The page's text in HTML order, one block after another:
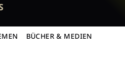
BÜCHER & MEDIEN